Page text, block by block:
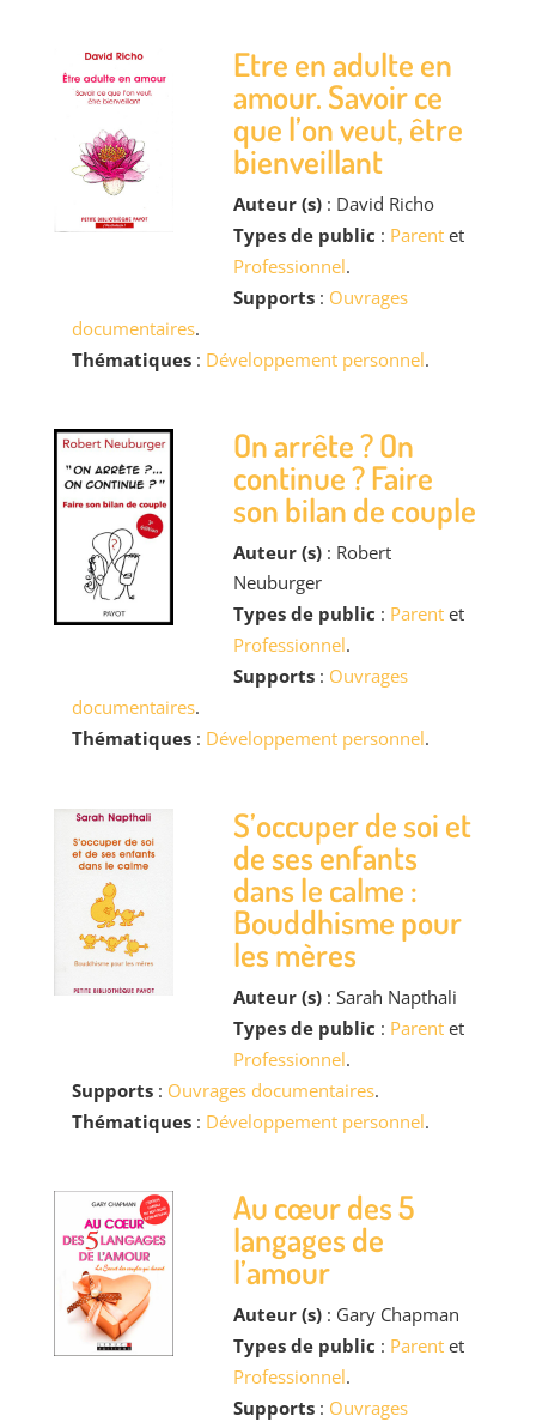
Etre en adulte en
amour. Savoir ce
que l’on veut, être
bienveillant
Auteur (s): David Richo
Types de public : Parentet
Professionnel.
Supports: Ouvrages
documentaires.
Thématiques: Développement personnel.
On arrête ? On
continue ? Faire
son bilan de couple
Auteur (s): Robert
Neuburger
Types de public : Parentet
Professionnel.
Supports: Ouvrages
documentaires.
Thématiques: Développement personnel.
S’occuper de soi et
de ses enfants
dans le calme :
Bouddhisme pour
les mères
Auteur (s): Sarah Napthali
Types de public : Parentet
Professionnel.
Supports: Ouvrages documentaires.
Thématiques: Développement personnel.
Au cœur des 5
langages de
l’amour
Auteur (s): Gary Chapman
Types de public : Parentet
Professionnel.
Supports: Ouvrages